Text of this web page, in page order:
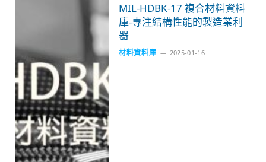
MIL-HDBK-17 複合材料資料
庫-專注結構性能的製造業利
器
材料資料庫 2025-01-16